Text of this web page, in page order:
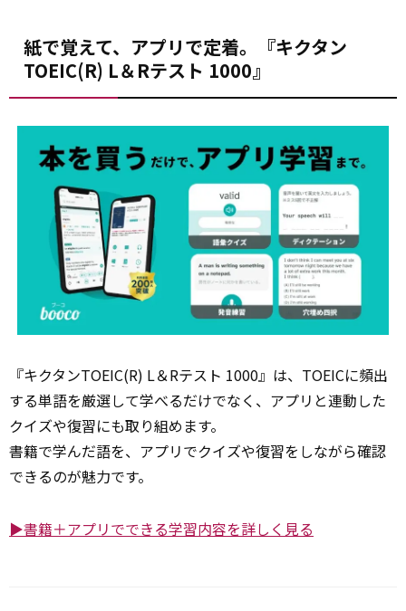
紙で覚えて、アプリで定着。『キクタン
TOEIC(R) L＆Rテスト 1000』
『キクタンTOEIC(R) L＆Rテスト 1000』は、TOEICに頻出
する単語を厳選して学べるだけでなく、アプリと連動した
クイズや復習にも取り組めます。
書籍で学んだ語を、アプリでクイズや復習をしながら確認
できるのが魅力です。
▶書籍＋アプリでできる学習内容を詳しく見る